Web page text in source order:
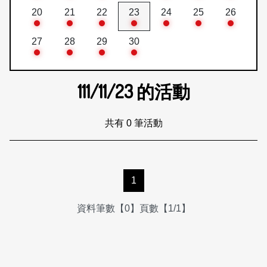
20 21 22 23 24 25 26
27 28 29 30
111/11/23的活動
共有 0 筆活動
1
資料筆數【0】頁數【1/1】